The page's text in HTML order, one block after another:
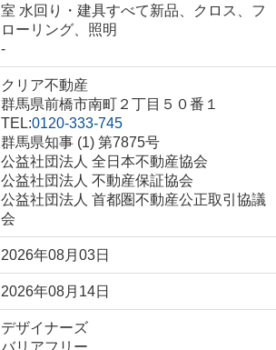
室 水回り・建具すべて新品、クロス、フ
ローリング、照明
-
クリア不動産
群馬県前橋市南町２丁目５０番１
TEL:0120-333-745
群馬県知事 (1) 第7875号
公益社団法人 全日本不動産協会
公益社団法人 不動産保証協会
公益社団法人 首都圏不動産公正取引協議
会
2026年08月03日
2026年08月14日
デザイナーズ
バリアフリー